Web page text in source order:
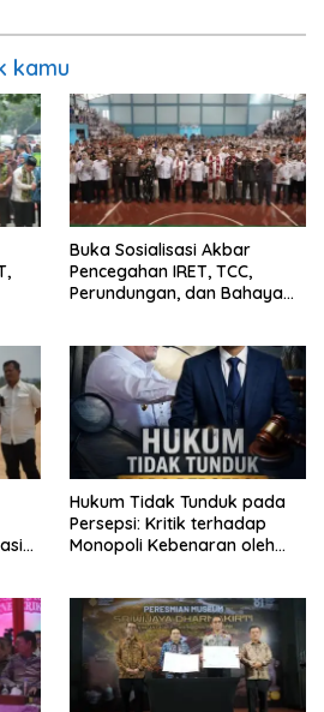
kamu
Buka Sosialisasi Akbar
Pencegahan IRET, TCC,
Perundungan, dan Bahaya
bisa jaga diri, 60% masa
depan sudah ada di tangan”
Hukum Tidak Tunduk pada
Persepsi: Kritik terhadap
Monopoli Kebenaran oleh